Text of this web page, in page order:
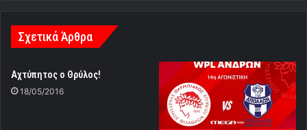
Σχετικά Άρθρα
Αχτύπητος ο Θρύλος!
18/05/2016